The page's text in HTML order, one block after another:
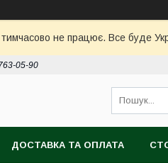
тимчасово не працює. Все буде
05-90
ДОСТАВКА ТА ОПЛАТА